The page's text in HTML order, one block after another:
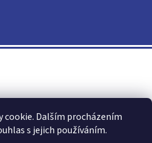
cookie. Dalším procházením
s jejich používáním.